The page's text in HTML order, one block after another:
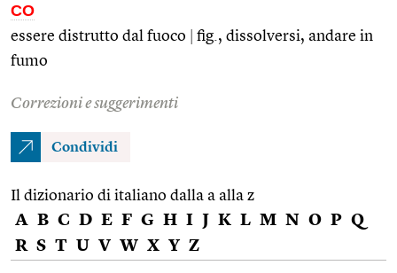
CO
essere distrutto dal fuoco fig. , dissolversi, andare in
fumo
Correzioni e suggerimenti
Condividi
Il dizionario di italiano dalla a alla z
A B C D E F G H I J K L M N O P Q
R S T U V W X Y Z